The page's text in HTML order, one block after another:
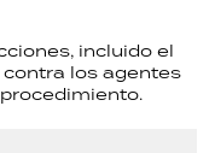
incluido el
los agentes